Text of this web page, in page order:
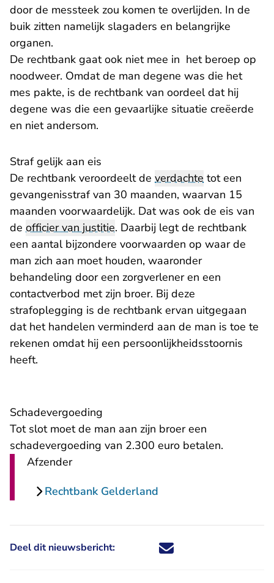
door de messteek zou komen te overlijden. In de
buik zitten namelijk slagaders en belangrijke
organen.
De rechtbank gaat ook niet mee in het beroep op
noodweer. Omdat de man degene was die het
mes pakte, is de rechtbank van oordeel dat hij
degene was die een gevaarlijke situatie creëerde
en niet andersom.
Straf gelijk aan eis
De rechtbank veroordeelt de verdachte tot een
gevangenisstraf van 30 maanden, waarvan 15
maanden voorwaardelijk. Dat was ook de eis van
de officier van justitie. Daarbij legt de rechtbank
een aantal bijzondere voorwaarden op waar de
man zich aan moet houden, waaronder
behandeling door een zorgverlener en een
contactverbod met zijn broer. Bij deze
strafoplegging is de rechtbank ervan uitgegaan
dat het handelen verminderd aan de man is toe te
rekenen omdat hij een persoonlijkheidsstoornis
heeft.
Schadevergoeding
Tot slot moet de man aan zijn broer een
schadevergoeding van 2.300 euro betalen.
Afzender
Rechtbank Gelderland
Deel dit nieuwsbericht: Deel dit nieuwsbericht via X -
Deel dit nieuwsbericht via
Deel dit nieuwsbericht
Deel dit